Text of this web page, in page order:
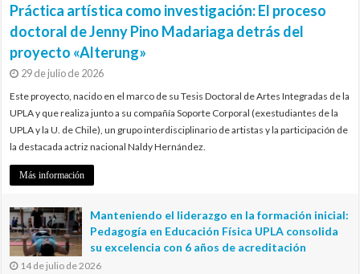
Práctica artística como investigación: El proceso
doctoral de Jenny Pino Madariaga detrás del
proyecto «Alterung»
29 de julio de 2026
Este proyecto, nacido en el marco de su Tesis Doctoral de Artes Integradas de la
UPLA y que realiza junto a su compañía Soporte Corporal (exestudiantes de la
UPLA y la U. de Chile), un grupo interdisciplinario de artistas y la participación de
la destacada actriz nacional Naldy Hernández.
Más información
Manteniendo el liderazgo en la formación inicial:
Pedagogía en Educación Física UPLA consolida
su excelencia con 6 años de acreditación
14 de julio de 2026